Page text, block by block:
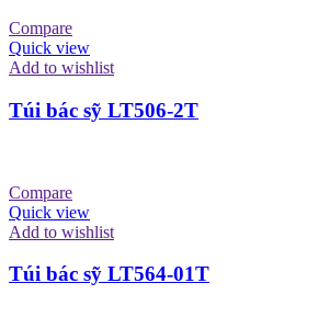
Compare
Quick view
Add to wishlist
Túi bác sỹ LT506-2T
Compare
Quick view
Add to wishlist
Túi bác sỹ LT564-01T